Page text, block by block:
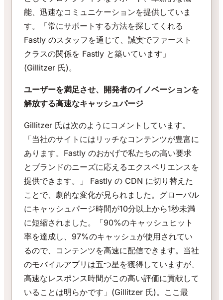
能、迅速なコミュニケーションを提供していま
す。「常にサポートする方法を探してくれる
Fastly のスタッフを通じて、誠実でファースト
クラスの関係を Fastly と築いています」
(Gillitzer 氏)。
ユーザーを満足させ、開発者のイノベーションを
解放する高速なキャッシュパージ
Gillitzer 氏は次のようにコメントしています。
「当社のサイトにはリッチなコンテンツが豊富に
あります。Fastly のおかげで私たちの高い要求
とブランドのニーズに応えるエクスペリエンスを
提供できます。」 Fastly の CDN に切り替えた
ことで、劇的な変化が見られました。グローバル
にキャッシュパージ時間が10分以上から1秒未満
に短縮されました。「90%のキャッシュヒット
率を達成し、97%のキャッシュが使用されてい
るので、コンテンツを高速に配信できます。当社
のモバイルアプリは五つ星を獲得していますが、
高速なレスポンス時間がこの高い評価に貢献して
いることは明らかです」(Gillitzer 氏)。ここ最